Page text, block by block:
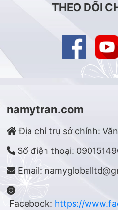
THEO DÕI
namytran.com
Địa chỉ trụ sở chính:
Số điện thoại:
Email:
Facebook: https://